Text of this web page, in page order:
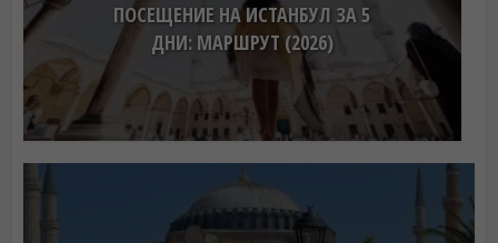
ПОСЕЩЕНИЕ НА ИСТАНБУЛ ЗА 5
ДНИ: МАРШРУТ (2026)